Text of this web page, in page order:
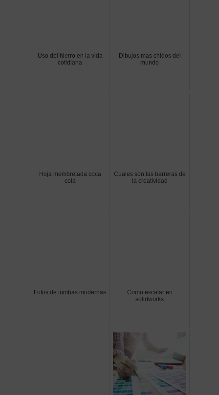
Uso del hierro en la vida
cotidiana
Dibujos mas chidos del
mundo
Hoja membretada coca
cola
Cuales son las barreras de
la creatividad
Fotos de tumbas modernas
Como escalar en
solidworks